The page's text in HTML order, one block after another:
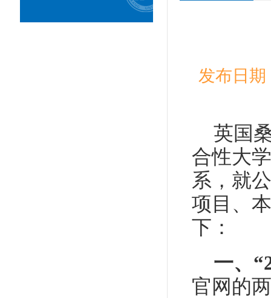
发布日
英国
合性大
系，就
项目、
下：
一、
官网的